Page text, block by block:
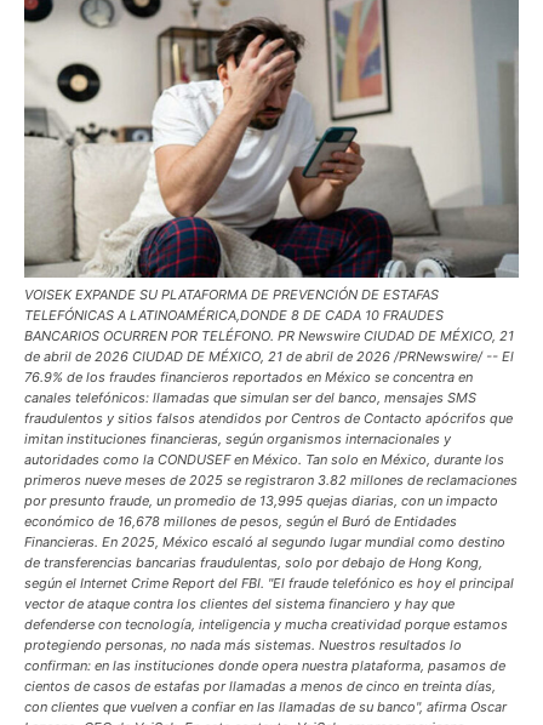
VOISEK EXPANDE SU PLATAFORMA DE PREVENCIÓN DE ESTAFAS
TELEFÓNICAS A LATINOAMÉRICA,DONDE 8 DE CADA 10 FRAUDES
BANCARIOS OCURREN POR TELÉFONO. PR Newswire CIUDAD DE MÉXICO, 21
de abril de 2026 CIUDAD DE MÉXICO, 21 de abril de 2026 /PRNewswire/ -- El
76.9% de los fraudes financieros reportados en México se concentra en
canales telefónicos: llamadas que simulan ser del banco, mensajes SMS
fraudulentos y sitios falsos atendidos por Centros de Contacto apócrifos que
imitan instituciones financieras, según organismos internacionales y
autoridades como la CONDUSEF en México. Tan solo en México, durante los
primeros nueve meses de 2025 se registraron 3.82 millones de reclamaciones
por presunto fraude, un promedio de 13,995 quejas diarias, con un impacto
económico de 16,678 millones de pesos, según el Buró de Entidades
Financieras. En 2025, México escaló al segundo lugar mundial como destino
de transferencias bancarias fraudulentas, solo por debajo de Hong Kong,
según el Internet Crime Report del FBI. "El fraude telefónico es hoy el principal
vector de ataque contra los clientes del sistema financiero y hay que
defenderse con tecnología, inteligencia y mucha creatividad porque estamos
protegiendo personas, no nada más sistemas. Nuestros resultados lo
confirman: en las instituciones donde opera nuestra plataforma, pasamos de
cientos de casos de estafas por llamadas a menos de cinco en treinta días,
con clientes que vuelven a confiar en las llamadas de su banco", afirma Oscar